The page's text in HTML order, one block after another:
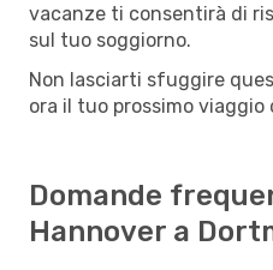
vacanze ti consentirà di
sul tuo soggiorno.
Non lasciarti sfuggire
ora il tuo prossimo viaggio
Domande
Hannover a